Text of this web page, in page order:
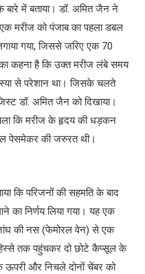
बारे में बताया। डॉ. अमित जैन ने
मरीज को पंजाब का पहला डबल
गया, जिससे जरिए एक 70
का कहना है कि उक्त मरीज लंबे समय
से परेशान था। जिसके चलते
डॉ. अमित जैन को दिखाया।
कि मरीज के हृदय की धड़कन
पेसमेकर की जरुरत थी।
कि परिजनों की सहमति के बाद
निर्णय लिया गया। यह एक
की नस (फेमोरल वेन) से एक
तक पहुंचकर दो छोटे कैप्सूल के
और निचले दोनों चेंबर को